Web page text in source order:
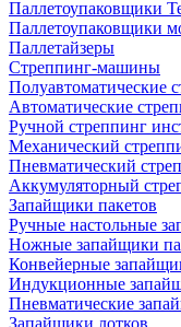
Паллетоупаковщики
Паллетоупаковщики
Паллетайзеры
Стреппинг-машины
Полуавтоматические
Автоматические
Ручной стреппинг
Механический
Пневматический
Аккумуляторный
Запайщики пакетов
Ручные настольные
Ножные запайщики
Конвейерные
Индукционные
Пневматические
Запайщики лотков